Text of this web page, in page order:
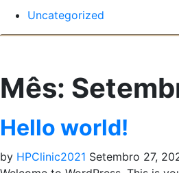
Uncategorized
Mês:
Hello world!
by HPClinic2021 Setembro 27,